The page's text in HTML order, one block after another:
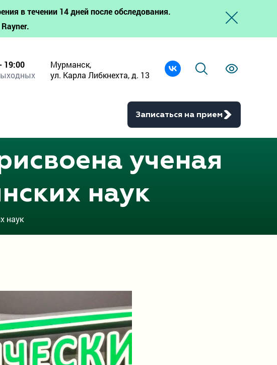
в течении 14 дней после обследования.
19:00
Мурманск,
ул. Карла Либкнехта, д. 13
Записаться на прием
ученая
наук
наук